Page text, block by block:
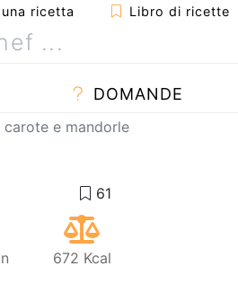
ricetta Libro di ricette
DOMANDE
e mandorle
672 Kcal